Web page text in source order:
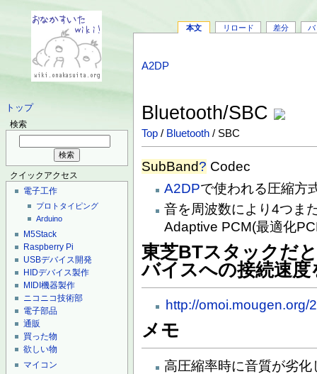
トップ
検索
クイックアクセス
電子工作
プロトタイピング
Arduino
M5Stack
Raspberry Pi
USBデバイス開発
HIDデバイス製作
MIDI機器製作
ニコニコ技術部
電子部品
通販
買った物
欲しい物
マイコン
本文 リロード 差分 バ
A2DP
Bluetooth/SBC
Top / Bluetooth / SBC
SubBand? Codec
A2DPで使われる圧縮方
音を周波数により4つま
Adaptive PCM(最適化
東芝BTスタックだ
バイスへの接続速
http://
メモ
高圧縮率時に音質が劣